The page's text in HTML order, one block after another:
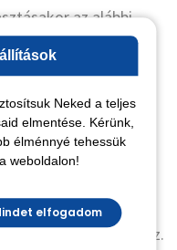
az alábbi
a standard hanggátló
már komolyabb
annál jobb a
veszíthetsz.
Neked a teljes
elmentése. Kérünk,
élménnyé tehessük
weboldalon!
elfogadom